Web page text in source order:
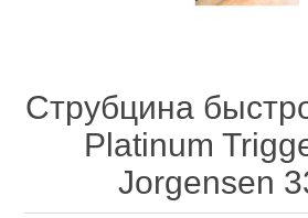
Станки и
Струбцина
Platinum
Jorgensen